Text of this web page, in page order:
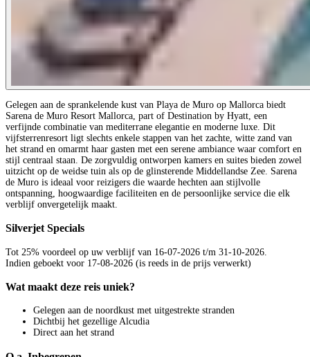
Gelegen aan de sprankelende kust van Playa de Muro op Mallorca biedt
Sarena de Muro Resort Mallorca, part of Destination by Hyatt, een
verfijnde combinatie van mediterrane elegantie en moderne luxe. Dit
vijfsterrenresort ligt slechts enkele stappen van het zachte, witte zand van
het strand en omarmt haar gasten met een serene ambiance waar comfort en
stijl centraal staan. De zorgvuldig ontworpen kamers en suites bieden zowel
uitzicht op de weidse tuin als op de glinsterende Middellandse Zee. Sarena
de Muro is ideaal voor reizigers die waarde hechten aan stijlvolle
ontspanning, hoogwaardige faciliteiten en de persoonlijke service die elk
verblijf onvergetelijk maakt.
Silverjet Specials
Tot 25% voordeel op uw verblijf van 16-07-2026 t/m 31-10-2026.
Indien geboekt voor 17-08-2026 (is reeds in de prijs verwerkt)
Wat maakt deze reis uniek?
Gelegen aan de noordkust met uitgestrekte stranden
Dichtbij het gezellige Alcudia
Direct aan het strand